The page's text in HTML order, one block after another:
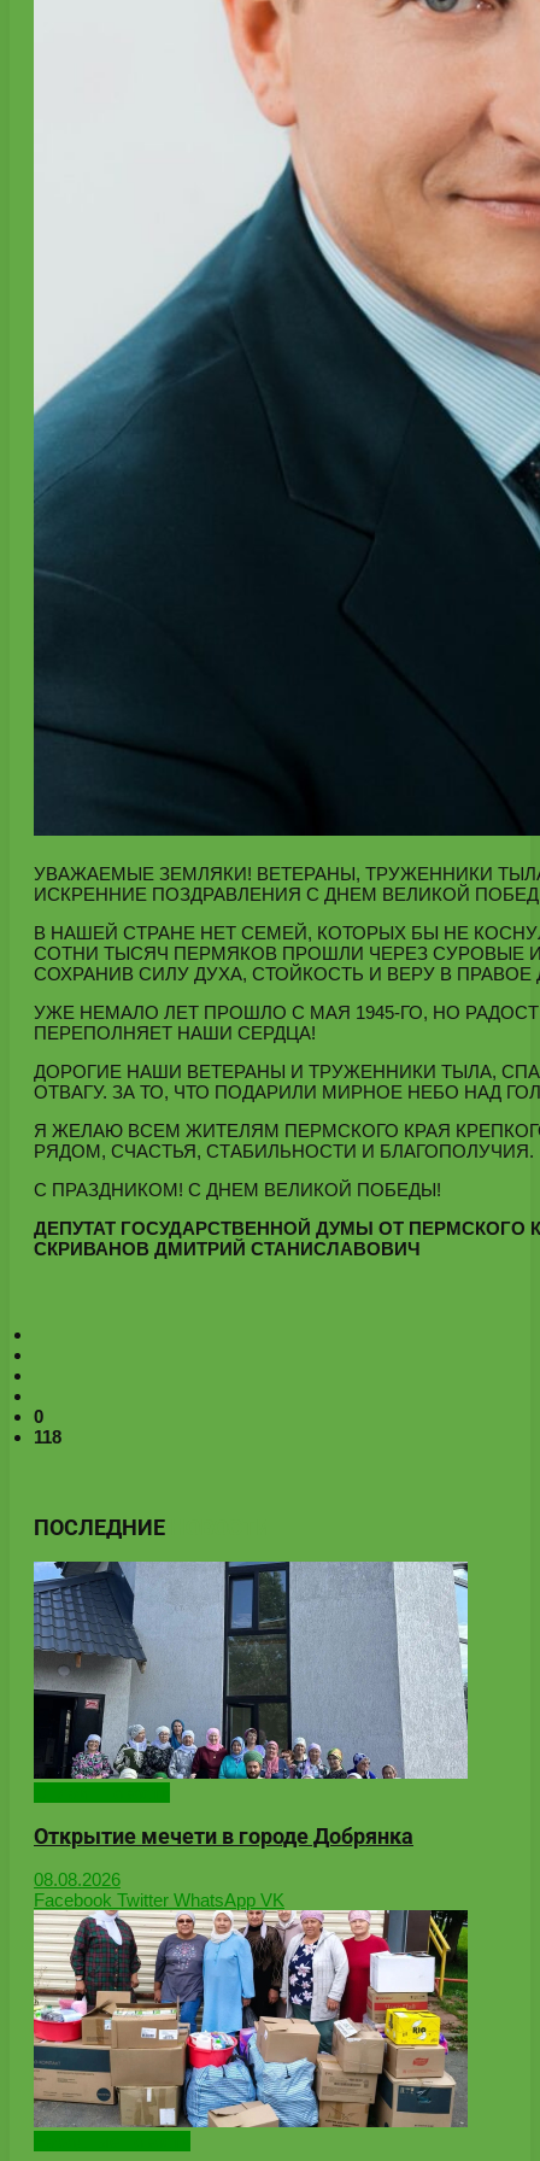
УВАЖАЕМЫЕ ЗЕМЛЯКИ! ВЕТЕРАНЫ, ТРУЖЕННИКИ
ИСКРЕННИЕ ПОЗДРАВЛЕНИЯ С ДНЕМ ВЕЛИКОЙ
В НАШЕЙ СТРАНЕ НЕТ СЕМЕЙ, КОТОРЫХ БЫ НЕ
СОТНИ ТЫСЯЧ ПЕРМЯКОВ ПРОШЛИ ЧЕРЕЗ СУРОВЫЕ
СОХРАНИВ СИЛУ ДУХА, СТОЙКОСТЬ И ВЕРУ В ПРАВОЕ
УЖЕ НЕМАЛО ЛЕТ ПРОШЛО С МАЯ 1945-ГО, НО
ПЕРЕПОЛНЯЕТ НАШИ СЕРДЦА!
ДОРОГИЕ НАШИ ВЕТЕРАНЫ И ТРУЖЕННИКИ ТЫЛА,
ОТВАГУ. ЗА ТО, ЧТО ПОДАРИЛИ МИРНОЕ НЕБО НАД
Я ЖЕЛАЮ ВСЕМ ЖИТЕЛЯМ ПЕРМСКОГО КРАЯ
РЯДОМ, СЧАСТЬЯ, СТАБИЛЬНОСТИ И БЛАГОПОЛУЧИЯ.
С ПРАЗДНИКОМ! С ДНЕМ ВЕЛИКОЙ ПОБЕДЫ!
ДЕПУТАТ ГОСУДАРСТВЕННОЙ ДУМЫ ОТ ПЕРМСКОГО
СКРИВАНОВ ДМИТРИЙ СТАНИСЛАВОВИЧ
0
118
ПОСЛЕДНИЕ
Открытие мечети в городе Добрянка
08.08.2026
Facebook Twitter WhatsApp VK